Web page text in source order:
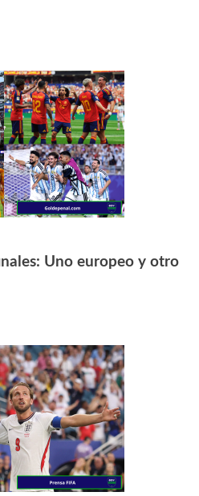
Uno europeo y otro